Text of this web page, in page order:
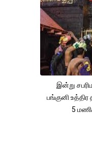
இன்று
பங்குனி
5